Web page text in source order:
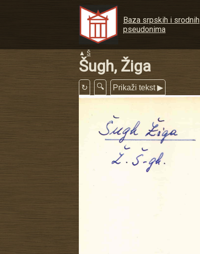
Baza srpskih i srodnih
pseudonima
▲ Š
Šugh, Žiga